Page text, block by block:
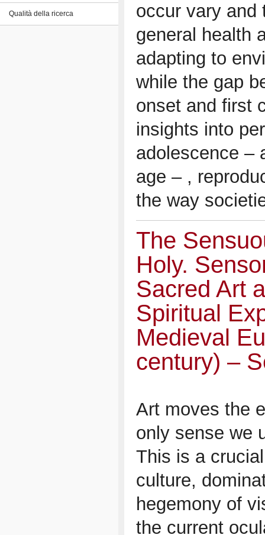
Qualità della ricerca
occur vary and
general health
adapting to
while the gap
onset and first
insights into
adolescence –
age – ,
the way
The
Holy.
Sacred Art
Spiritual
Medieval
century) –
Art moves the
only sense we
This is a
culture,
hegemony of
the current